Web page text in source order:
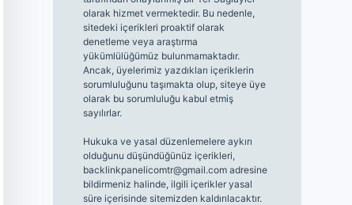
olarak hizmet vermektedir. Bu nedenle,
sitedeki içerikleri proaktif olarak
denetleme veya araştırma
yükümlülüğümüz bulunmamaktadır.
Ancak, üyelerimiz yazdıkları içeriklerin
sorumluluğunu taşımakta olup, siteye üye
olarak bu sorumluluğu kabul etmiş
sayılırlar.
Hukuka ve yasal düzenlemelere aykırı
olduğunu düşündüğünüz içerikleri,
backlinkpanelicomtr@gmail.comadresine
bildirmeniz halinde, ilgili içerikler yasal
süre içerisinde sitemizden kaldırılacaktır.